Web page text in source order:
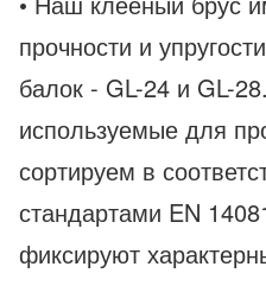
прочности и
балок - GL-24 и GL-
используемые для
сортируем в
стандартами EN
фиксируют